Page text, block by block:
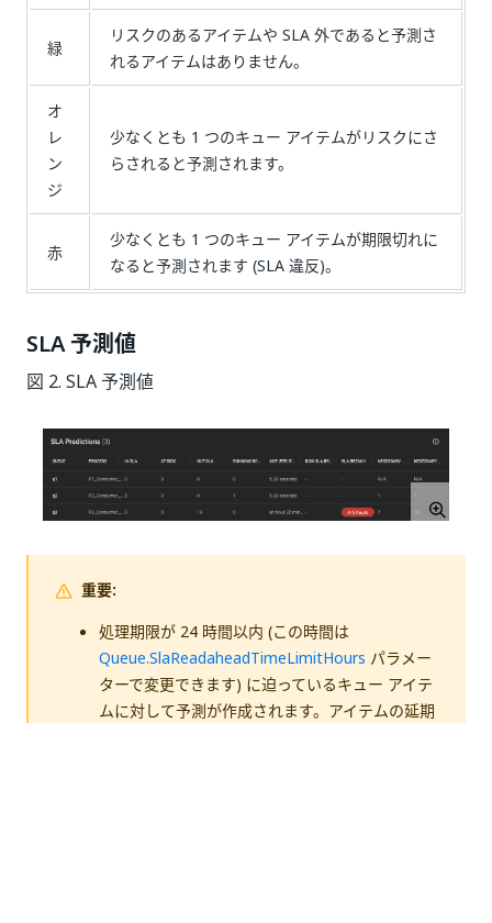
緑
リスクのあるアイテムや SLA 外であると予測さ
れるアイテムはありません。
オ
レ
ン
ジ
少なくとも 1 つのキュー アイテムがリスクにさ
らされると予測されます。
赤
少なくとも 1 つのキュー アイテムが期限切れに
なると予測されます (SLA 違反)。
SLA 予測値
図 2. SLA 予測値
重要:
処理期限が 24 時間以内 (この時間は
Queue.SlaReadaheadTimeLimitHours パラメー
ターで変更できます) に迫っているキュー アイテ
ムに対して予測が作成されます。アイテムの延期